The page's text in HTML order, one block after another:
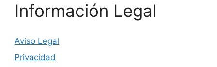
Información Legal
Aviso Legal
Privacidad